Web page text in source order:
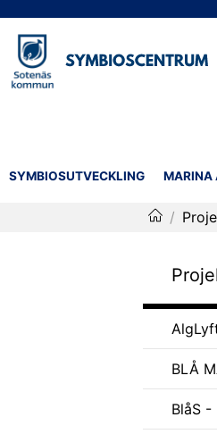
SYMBIOSUTVECKLING MARINA
/
BLÅ
BlåS -